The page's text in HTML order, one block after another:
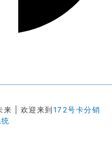
| 欢迎来到 172号卡分销